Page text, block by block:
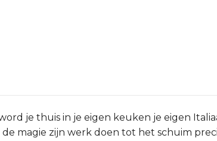
je thuis in je eigen keuken je eigen
magie zijn werk doen tot het schuim